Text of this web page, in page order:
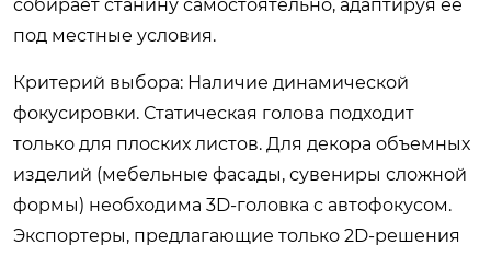
собирает станину самостоятельно, адаптируя её
под местные условия.
Критерий выбора: Наличие динамической
фокусировки. Статическая голова подходит
только для плоских листов. Для декора объемных
изделий (мебельные фасады, сувениры сложной
формы) необходима 3D-головка с автофокусом.
Экспортеры, предлагающие только 2D-решения